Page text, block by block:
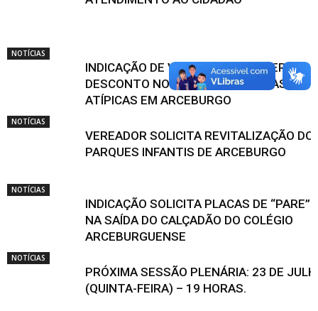
NOTÍCIAS
INDICAÇÃO DE VEREADORES SUGERE
DESCONTO NO IPTU PARA FAMÍLIAS
ATÍPICAS EM ARCEBURGO
NOTÍCIAS
VEREADOR SOLICITA REVITALIZAÇÃO
PARQUES INFANTIS DE ARCEBURGO
NOTÍCIAS
INDICAÇÃO SOLICITA PLACAS DE “PARE”
NA SAÍDA DO CALÇADÃO DO COLÉGIO
ARCEBURGUENSE
NOTÍCIAS
PRÓXIMA SESSÃO PLENÁRIA: 23 DE
(QUINTA-FEIRA) – 19 HORAS.